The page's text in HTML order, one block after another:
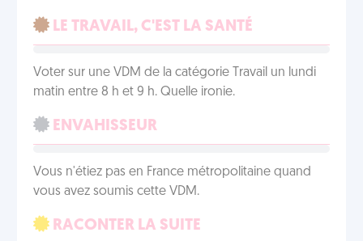
LE TRAVAIL, C'EST LA SANTÉ
Voter sur une VDM de la catégorie Travail un lundi
matin entre 8 h et 9 h. Quelle ironie.
ENVAHISSEUR
Vous n'étiez pas en France métropolitaine quand
vous avez soumis cette VDM.
RACONTER LA SUITE